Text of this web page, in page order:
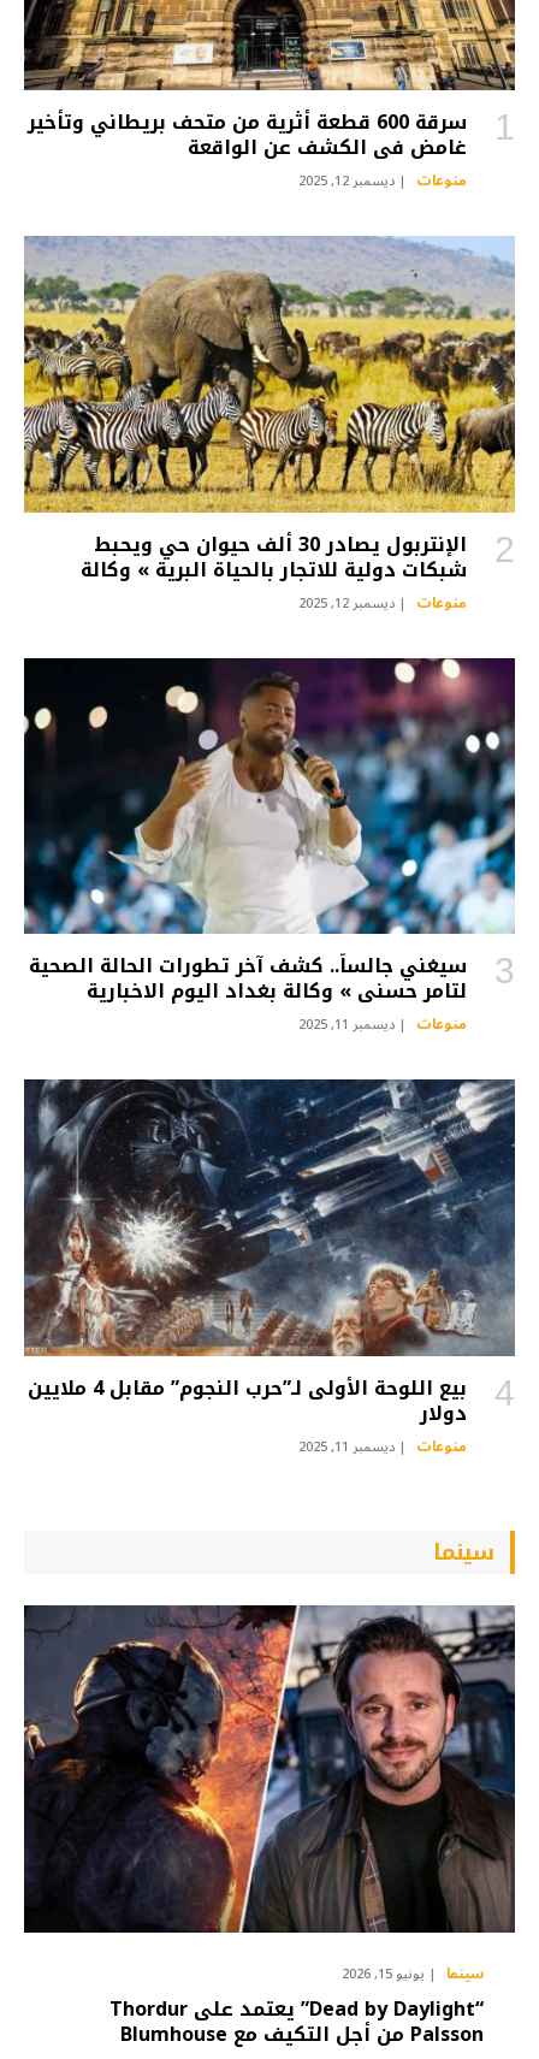
سرقة 600 قطعة أثرية من متحف بريطاني وتأخير
غامض في الكشف عن الواقعة
منوعات ديسمبر 12, 2025
الإنتربول يصادر 30 ألف حيوان حي ويحبط
شبكات دولية للاتجار بالحياة البرية » وكالة
الانباء العراقية (واع)
منوعات ديسمبر 12, 2025
سيغني جالساً.. كشف آخر تطورات الحالة الصحية
لتامر حسني » وكالة بغداد اليوم الاخبارية
منوعات ديسمبر 11, 2025
بيع اللوحة الأولى لـ”حرب النجوم” مقابل 4 ملايين
دولار
منوعات ديسمبر 11, 2025
سينما
سينما يونيو 15, 2026
“Dead by Daylight” يعتمد على Thordur
Palsson من أجل التكيف مع Blumhouse